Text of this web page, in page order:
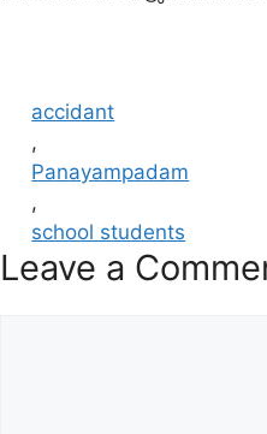
accidant
,
Panayampadam
,
school students
Leave a